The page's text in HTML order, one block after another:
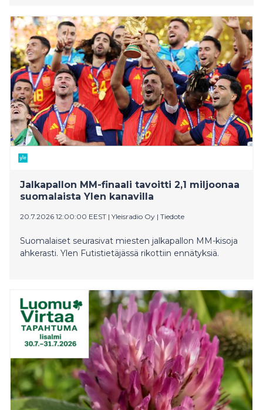
Jalkapallon MM-finaali tavoitti 2,1 miljoonaa
suomalaista Ylen kanavilla
20.7.2026 12:00:00 EEST | Yleisradio Oy | Tiedote
Suomalaiset seurasivat miesten jalkapallon MM-kisoja
ahkerasti. Ylen Futistietäjässä rikottiin ennätyksiä.